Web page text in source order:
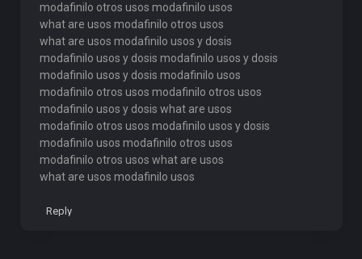
modafinilo otros usos modafinilo usos
what are usos modafinilo otros usos
what are usos modafinilo usos y dosis
modafinilo usos y dosis modafinilo usos y dosis
modafinilo usos y dosis modafinilo usos
modafinilo otros usos modafinilo otros usos
modafinilo usos y dosis what are usos
modafinilo otros usos modafinilo usos y dosis
modafinilo usos modafinilo otros usos
modafinilo otros usos what are usos
what are usos modafinilo usos
Reply